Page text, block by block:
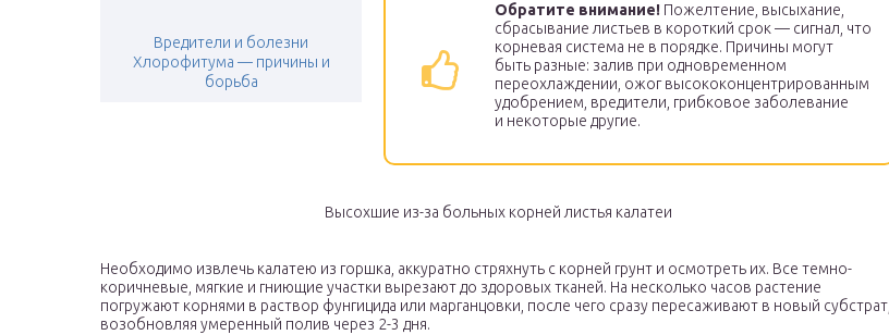
Вредители и болезни
Хлорофитума — причины и
борьба
Обратите внимание! Пожелтение, высыхание,
сбрасывание листьев в короткий срок — сигнал, что
корневая система не в порядке. Причины могут
быть разные: залив при одновременном
переохлаждении, ожог высококонцентрированным
удобрением, вредители, грибковое заболевание
и некоторые другие.
Высохшие из-за больных корней листья калатеи
Необходимо извлечь калатею из горшка, аккуратно стряхнуть с корней грунт и осмотреть их. Все темно-
коричневые, мягкие и гниющие участки вырезают до здоровых тканей. На несколько часов растение
погружают корнями в раствор фунгицида или марганцовки, после чего сразу пересаживают в новый субстрат,
возобновляя умеренный полив через 2-3 дня.